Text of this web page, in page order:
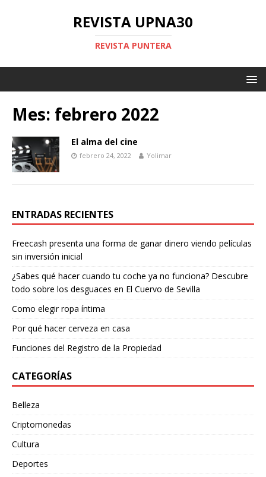
REVISTA UPNA30
REVISTA PUNTERA
Mes: febrero 2022
El alma del cine
febrero 24, 2022 Yolimar
ENTRADAS RECIENTES
Freecash presenta una forma de ganar dinero viendo películas
sin inversión inicial
¿Sabes qué hacer cuando tu coche ya no funciona? Descubre
todo sobre los desguaces en El Cuervo de Sevilla
Como elegir ropa íntima
Por qué hacer cerveza en casa
Funciones del Registro de la Propiedad
CATEGORÍAS
Belleza
Criptomonedas
Cultura
Deportes